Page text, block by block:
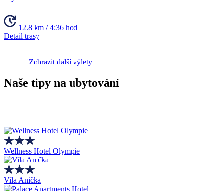
12.8 km / 4:36 hod
Detail trasy
Zobrazit další výlety
Naše tipy na ubytování
Wellness Hotel Olympie
Vila Anička